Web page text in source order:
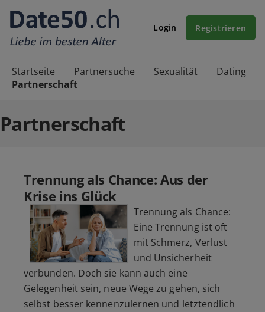
Login Registrieren
Startseite Partnersuche Sexualität
Dating
Partnerschaft
Partnerschaft
Trennung als Chance: Aus der
Krise ins Glück
Trennung als Chance:
Eine Trennung ist oft
mit Schmerz, Verlust
und Unsicherheit
verbunden. Doch sie kann auch eine
Gelegenheit sein, neue Wege zu gehen, sich
selbst besser kennenzulernen und letztendlich